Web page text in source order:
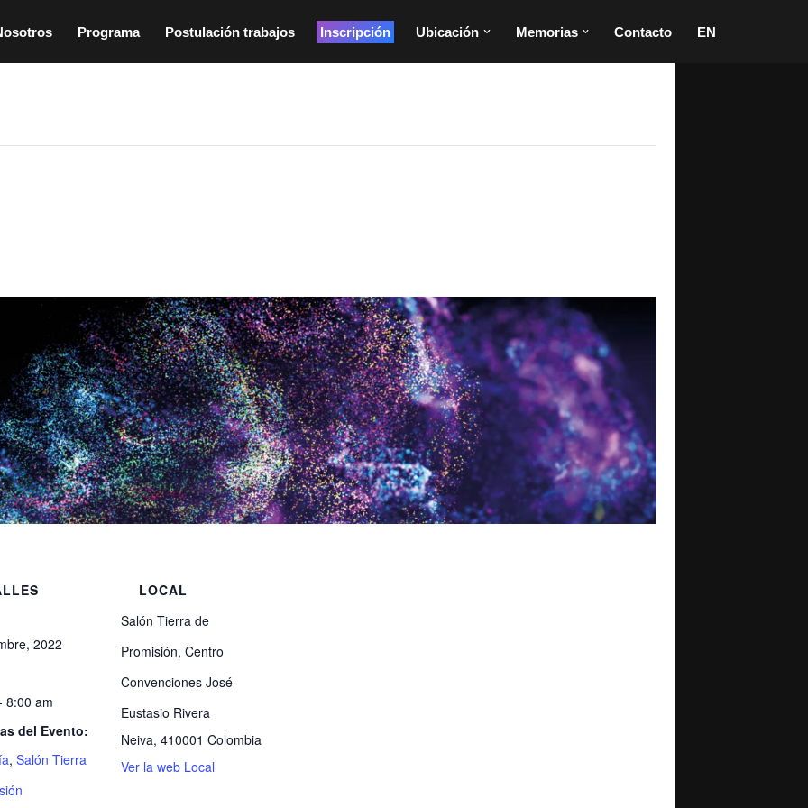
Programa Postulación trabajos Inscripción Ubicación Memorias Contacto EN
2022
8:00 am
del Evento:
, Salón Tierra
LOCAL
Salón Tierra de
Promisión, Centro
Convenciones José
Eustasio Rivera
Neiva, 410001 Colombia
Ver la web Local